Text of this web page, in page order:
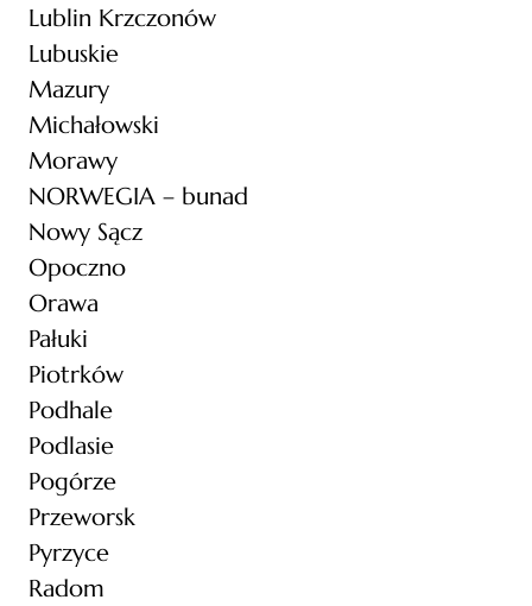
Lublin Krzczonów
Lubuskie
Mazury
Michałowski
Morawy
NORWEGIA – bunad
Nowy Sącz
Opoczno
Orawa
Pałuki
Piotrków
Podhale
Podlasie
Pogórze
Przeworsk
Pyrzyce
Radom